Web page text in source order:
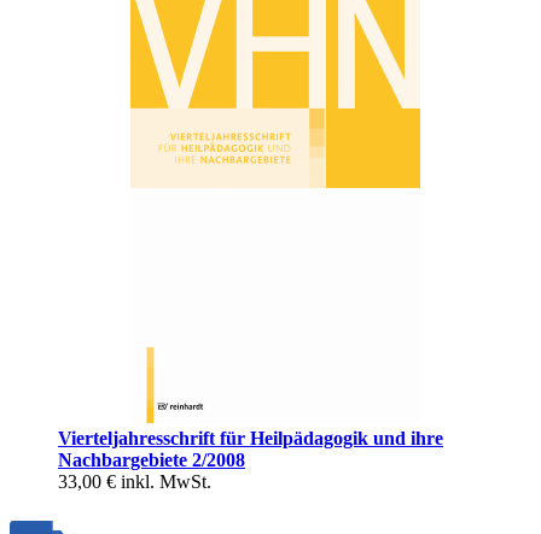
Vierteljahresschrift für Heilpädagogik und ihre
Nachbargebiete 2/2008
33,00 € inkl. MwSt.